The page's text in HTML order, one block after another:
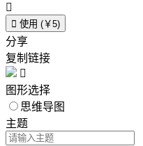

 使用 (￥5)
分享
复制链接

图形选择
思维导图
主题